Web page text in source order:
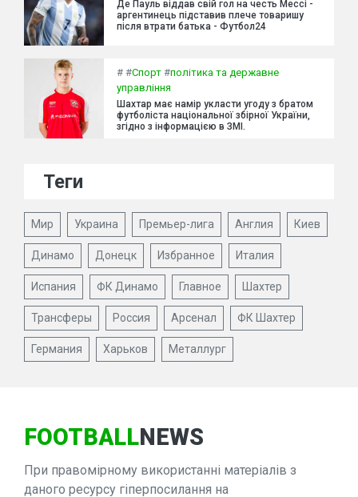
Де Пауль віддав свій гол на честь Мессі -
аргентинець підставив плече товаришу
після втрати батька - Футбол24
# #Спорт #політика та державне
управління
Шахтар має намір укласти угоду з братом
футболіста національної збірної України,
згідно з інформацією в ЗМІ.
Теги
Мир Украина Премьер-лига Англия Киев
Динамо Донецк Избранное Италия
Испания ФК Динамо Главное Шахтер
Трансферы Россия Арсенал ФК Шахтер
Германия Харьков Металлург
FOOTBALLNEWS
При правомірному використанні матеріалів з
даного ресурсу гіперпосилання на